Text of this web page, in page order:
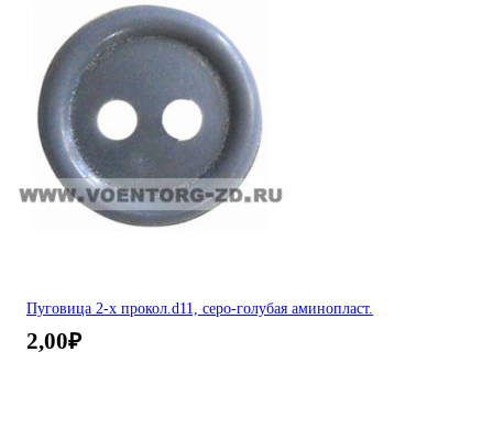
Пуговица 2-х прокол.d11, серо-голубая аминопласт.
2,00₽